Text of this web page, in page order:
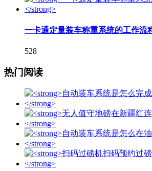
一卡通定量装车称重系统的工作流
528
热门阅读